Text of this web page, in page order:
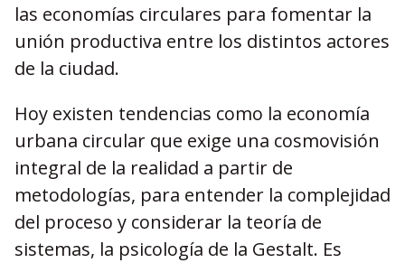
las economías circulares para fomentar la
unión productiva entre los distintos actores
de la ciudad.
Hoy existen tendencias como la economía
urbana circular que exige una cosmovisión
integral de la realidad a partir de
metodologías, para entender la complejidad
del proceso y considerar la teoría de
sistemas, la psicología de la Gestalt. Es